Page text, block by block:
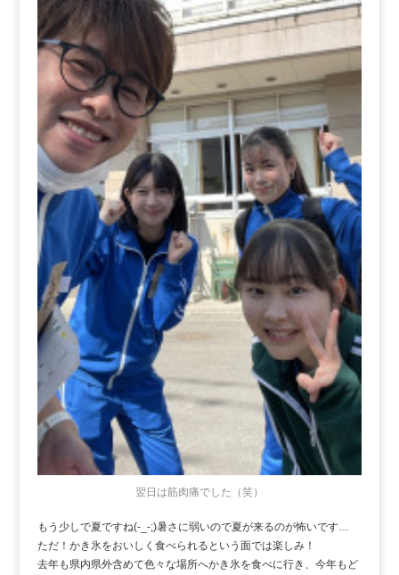
翌日は筋肉痛でした（笑）
もう少しで夏ですね(-_-;)暑さに弱いので夏が来るのが怖いです…
ただ！かき氷をおいしく食べられるという面では楽しみ！
去年も県内県外含めて色々な場所へかき氷を食べに行き、今年もど